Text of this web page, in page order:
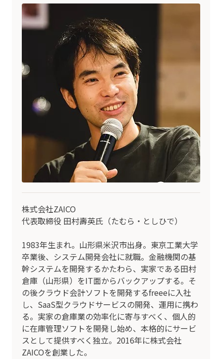
株式会社ZAICO
代表取締役 田村壽英氏（たむら・としひで）
1983年生まれ。山形県米沢市出身。東京工業大学
卒業後、システム開発会社に就職。金融機関の基
幹システムを開発するかたわら、実家である田村
倉庫（山形県）をIT面からバックアップする。そ
の後クラウド会計ソフトを開発するfreeeに入社
し、SaaS型クラウドサービスの開発、運用に携わ
る。実家の倉庫業の効率化に寄与すべく、個人的
に在庫管理ソフトを開発し始め、本格的にサービ
スとして提供すべく独立。2016年に株式会社
ZAICOを創業した。